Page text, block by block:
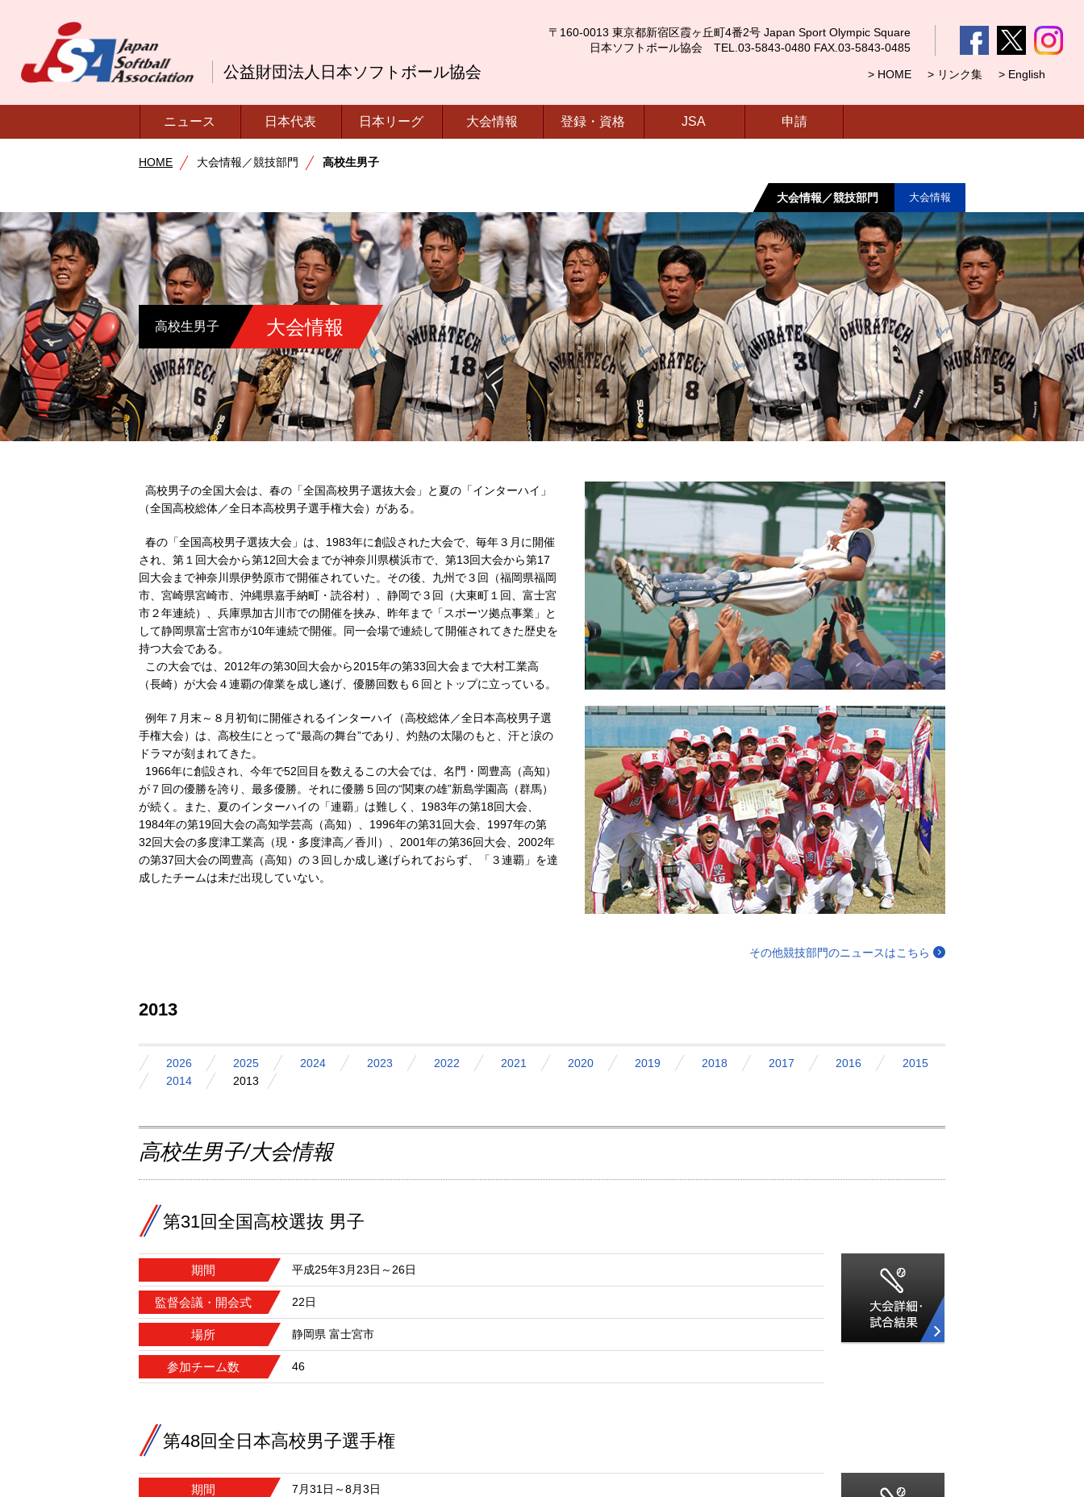
公益財団法人日本ソフトボール協会
〒160-0013 東京都新宿区霞ヶ丘町4番2号 Japan Sport Olympic Square
日本ソフトボール協会 TEL.03-5843-0480 FAX.03-5843-0485
> HOME > リンク集 > English
ニュース 日本代表 日本リーグ 大会情報 登録・資格 JSA 申請
HOME 大会情報／競技部門 高校生男子
大会情報／競技部門 大会情報
高校生男子 大会情報
高校男子の全国大会は、春の「全国高校男子選抜大会」と夏の「インターハイ」
（全国高校総体／全日本高校男子選手権大会）がある。
春の「全国高校男子選抜大会」は、1983年に創設された大会で、毎年３月に開催
され、第１回大会から第12回大会までが神奈川県横浜市で、第13回大会から第17
回大会まで神奈川県伊勢原市で開催されていた。その後、九州で３回（福岡県福岡
市、宮崎県宮崎市、沖縄県嘉手納町・読谷村）、静岡で３回（大東町１回、富士宮
市２年連続）、兵庫県加古川市での開催を挟み、昨年まで「スポーツ拠点事業」と
して静岡県富士宮市が10年連続で開催。同一会場で連続して開催されてきた歴史を
持つ大会である。
この大会では、2012年の第30回大会から2015年の第33回大会まで大村工業高
（長崎）が大会４連覇の偉業を成し遂げ、優勝回数も６回とトップに立っている。
例年７月末～８月初旬に開催されるインターハイ（高校総体／全日本高校男子選
手権大会）は、高校生にとって“最高の舞台”であり、灼熱の太陽のもと、汗と涙の
ドラマが刻まれてきた。
1966年に創設され、今年で52回目を数えるこの大会では、名門・岡豊高（高知）
が７回の優勝を誇り、最多優勝。それに優勝５回の“関東の雄”新島学園高（群馬）
が続く。また、夏のインターハイの「連覇」は難しく、1983年の第18回大会、
1984年の第19回大会の高知学芸高（高知）、1996年の第31回大会、1997年の第
32回大会の多度津工業高（現・多度津高／香川）、2001年の第36回大会、2002年
の第37回大会の岡豊高（高知）の３回しか成し遂げられておらず、「３連覇」を達
成したチームは未だ出現していない。
その他競技部門のニュースはこちら
2013
2026 2025 2024 2023 2022 2021 2020 2019 2018 2017 2016
2015
2014
2013
高校生男子/大会情報
第31回全国高校選抜 男子
期間 平成25年3月23日～26日
監督会議・開会式 22日
場所 静岡県 富士宮市
参加チーム数 46
第48回全日本高校男子選手権
期間 7月31日～8月3日